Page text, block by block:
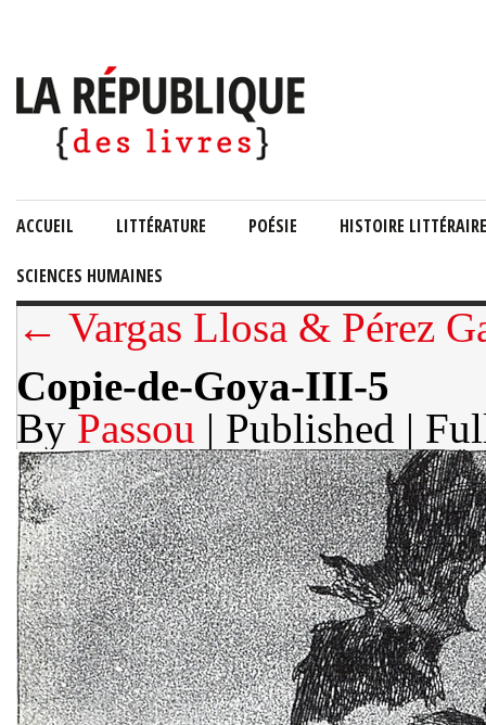
ACCUEIL LITTÉRATURE POÉSIE HISTOIRE LITTÉRAIRE
SCIENCES HUMAINES
← Vargas Llosa & Pérez
Copie-de-Goya-III-5
By Passou | Published |